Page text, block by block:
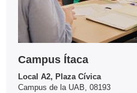
Campus Ítaca
Local A2, Plaza Cívica
Campus de la UAB, 08193